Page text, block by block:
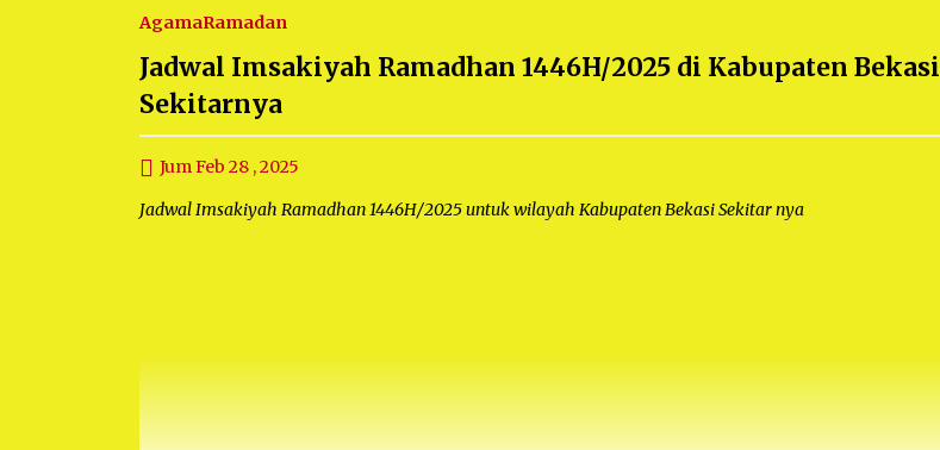
AgamaRamadan
Jadwal Imsakiyah Ramadhan 1446H/2025 di Kabupaten Bekasi
Sekitarnya
Jum Feb 28 , 2025
Jadwal Imsakiyah Ramadhan 1446H/2025 untuk wilayah Kabupaten Bekasi Sekitar nya